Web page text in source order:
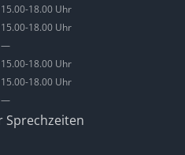
15.00-18.00 Uhr
15.00-18.00 Uhr
—
15.00-18.00 Uhr
15.00-18.00 Uhr
—